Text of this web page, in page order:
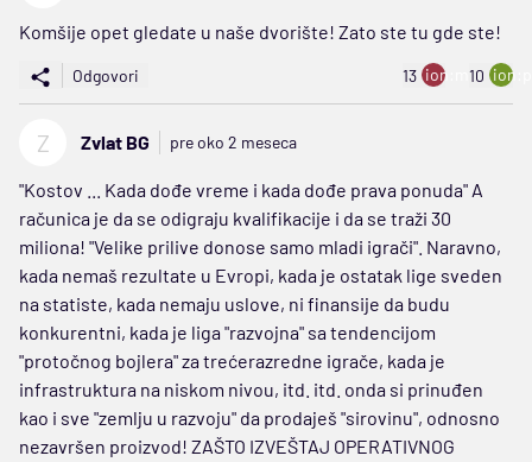
Komšije opet gledate u naše dvorište! Zato ste tu gde ste!
Odgovori 13 ion:minus
10
Z Zvlat BG pre oko 2 meseca
"Kostov ... Kada dođe vreme i kada dođe prava ponuda" A
računica je da se odigraju kvalifikacije i da se traži 30
miliona! "Velike prilive donose samo mladi igrači". Naravno,
kada nemaš rezultate u Evropi, kada je ostatak lige sveden
na statiste, kada nemaju uslove, ni finansije da budu
konkurentni, kada je liga "razvojna" sa tendencijom
"protočnog bojlera" za trećerazredne igrače, kada je
infrastruktura na niskom nivou, itd. itd. onda si prinuđen
kao i sve "zemlju u razvoju" da prodaješ "sirovinu", odnosno
nezavršen proizvod! ZAŠTO IZVEŠTAJ OPERATIVNOG